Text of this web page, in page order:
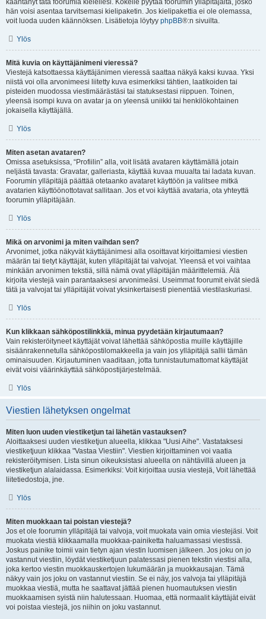
kääntänyt tätä foorumia kielellesi. Kokeile pyytää foorumin ylläpitäjältä, josko
hän voisi asentaa tarvitsemasi kielipaketin. Jos kielipakettia ei ole olemassa,
voit luoda uuden käännöksen. Lisätietoja löytyy phpBB®:n sivuilta.
Ylös
Mitä kuvia on käyttäjänimeni vieressä?
Viestejä katsottaessa käyttäjänimen vieressä saattaa näkyä kaksi kuvaa. Yksi
niistä voi olla arvonimeesi liitetty kuva esimerkiksi tähtien, laatikoiden tai
pisteiden muodossa viestimäärästäsi tai statuksestasi riippuen. Toinen,
yleensä isompi kuva on avatar ja on yleensä uniikki tai henkilökohtainen
jokaisella käyttäjällä.
Ylös
Miten asetan avataren?
Omissa asetuksissa, “Profiilin” alla, voit lisätä avataren käyttämällä jotain
neljästä tavasta: Gravatar, galleriasta, käyttää kuvaa muualta tai ladata kuvan.
Foorumin ylläpitäjä päättää otetaanko avataret käyttöön ja valitsee mitkä
avatarien käyttöönottotavat sallitaan. Jos et voi käyttää avataria, ota yhteyttä
foorumin ylläpitäjään.
Ylös
Mikä on arvonimi ja miten vaihdan sen?
Arvonimet, jotka näkyvät käyttäjänimesi alla osoittavat kirjoittamiesi viestien
määrän tai tietyt käyttäjät, kuten ylläpitäjät tai valvojat. Yleensä et voi vaihtaa
minkään arvonimen tekstiä, sillä nämä ovat ylläpitäjän määrittelemiä. Älä
kirjoita viestejä vain parantaaksesi arvonimeäsi. Useimmat foorumit eivät siedä
tätä ja valvojat tai ylläpitäjät voivat yksinkertaisesti pienentää viestilaskuriasi.
Ylös
Kun klikkaan sähköpostilinkkiä, minua pyydetään kirjautumaan?
Vain rekisteröityneet käyttäjät voivat lähettää sähköpostia muille käyttäjille
sisäänrakennetulla sähköpostilomakkeella ja vain jos ylläpitäjä sallii tämän
ominaisuuden. Kirjautuminen vaaditaan, jotta tunnistautumattomat käyttäjät
eivät voisi väärinkäyttää sähköpostijärjestelmää.
Ylös
Viestien lähetyksen ongelmat
Miten luon uuden viestiketjun tai lähetän vastauksen?
Aloittaaksesi uuden viestiketjun alueella, klikkaa "Uusi Aihe". Vastataksesi
viestiketjuun klikkaa "Vastaa Viestiin". Viestien kirjoittaminen voi vaatia
rekisteröitymisen. Lista sinun oikeuksistasi alueella on nähtävillä alueen ja
viestiketjun alalaidassa. Esimerkiksi: Voit kirjoittaa uusia viestejä, Voit lähettää
liitetiedostoja, jne.
Ylös
Miten muokkaan tai poistan viestejä?
Jos et ole foorumin ylläpitäjä tai valvoja, voit muokata vain omia viestejäsi. Voit
muokata viestiä klikkaamalla muokkaa-painiketta haluamassasi viestissä.
Joskus painike toimii vain tietyn ajan viestin luomisen jälkeen. Jos joku on jo
vastannut viestiin, löydät viestiketjuun palatessasi pienen tekstin viestisi alla,
joka kertoo viestin muokkauskertojen lukumäärän ja muokkausajan. Tämä
näkyy vain jos joku on vastannut viestiin. Se ei näy, jos valvoja tai ylläpitäjä
muokkaa viestiä, mutta he saattavat jättää pienen huomautuksen viestin
muokkaamisen syistä niin halutessaan. Huomaa, että normaalit käyttäjät eivät
voi poistaa viestejä, jos niihin on joku vastannut.